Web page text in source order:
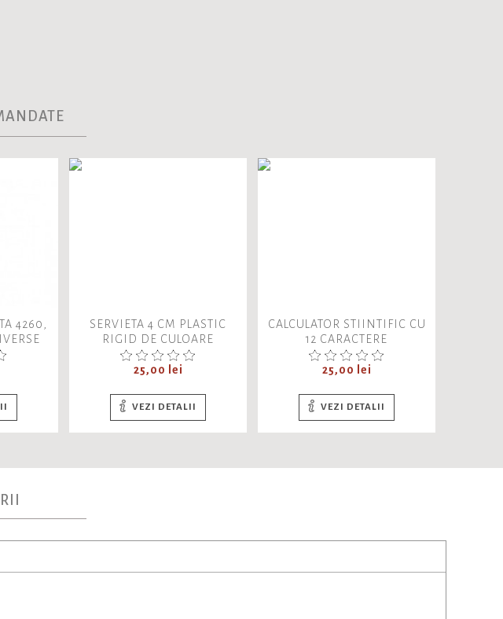
4260,
SERVIETA 4 CM PLASTIC
RIGID DE CULOARE
NEAGRA
Pret
25,00 lei
VEZI DETALII
CALCULATOR STIINTIFIC CU
12 CARACTERE
Pret
25,00 lei
VEZI DETALII